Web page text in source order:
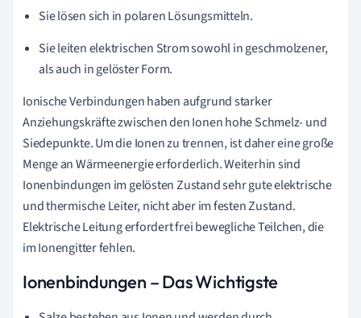
Sie lösen sich in polaren Lösungsmitteln.
Sie leiten elektrischen Strom sowohl in geschmolzener,
als auch in gelöster Form.
Ionische Verbindungen haben aufgrund starker
Anziehungskräfte zwischen den Ionen hohe Schmelz- und
Siedepunkte. Um die Ionen zu trennen, ist daher eine große
Menge an Wärmeenergie erforderlich. Weiterhin sind
Ionenbindungen im gelösten Zustand sehr gute elektrische
und thermische Leiter, nicht aber im festen Zustand.
Elektrische Leitung erfordert frei bewegliche Teilchen, die
im Ionengitter fehlen.
Ionenbindungen – Das Wichtigste